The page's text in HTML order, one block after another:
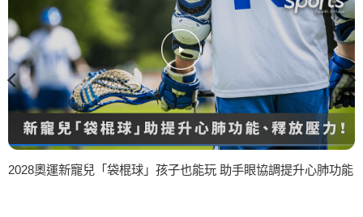
2028奧運新寵兒「袋棍球」孩子也能玩 助手眼協調提升心肺功能